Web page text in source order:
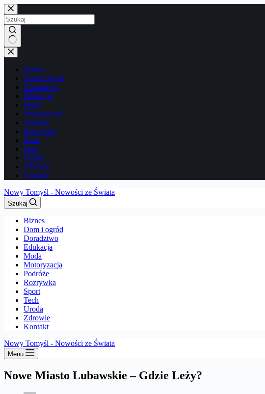
Przejdź
do
treści
Brak
wyników
Biznes
Dom i ogród
Doradztwo
Edukacja
Moda
Motoryzacja
Podróże
Rozrywka
Sport
Tech
Uroda
Zdrowie
Kontakt
Nowy Tomyśl - Nowości ze Świata
Szukaj
Biznes
Dom i ogród
Doradztwo
Edukacja
Moda
Motoryzacja
Podróże
Rozrywka
Sport
Tech
Uroda
Zdrowie
Kontakt
Nowy Tomyśl - Nowości ze Świata
Menu
Nowe Miasto Lubawskie – Gdzie Leży?